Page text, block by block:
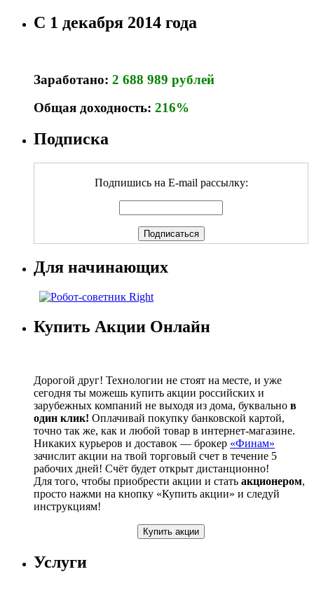
С 1 декабря 2014 года
Заработано: 2 688 989 рублей
Общая доходность: 216%
Подписка
Подпишись на E-mail рассылку:
Для начинающих
Купить Акции Онлайн
Дорогой друг! Технологии не стоят на месте, и уже
сегодня ты можешь купить акции российских и
зарубежных компаний не выходя из дома, буквально в
один клик! Оплачивай покупку банковской картой,
точно так же, как и любой товар в интернет-магазине.
Никаких курьеров и доставок — брокер «Финам»
зачислит акции на твой торговый счет в течение 5
рабочих дней! Счёт будет открыт дистанционно!
Для того, чтобы приобрести акции и стать акционером,
просто нажми на кнопку «Купить акции» и следуй
инструкциям!
Купить акции
Услуги